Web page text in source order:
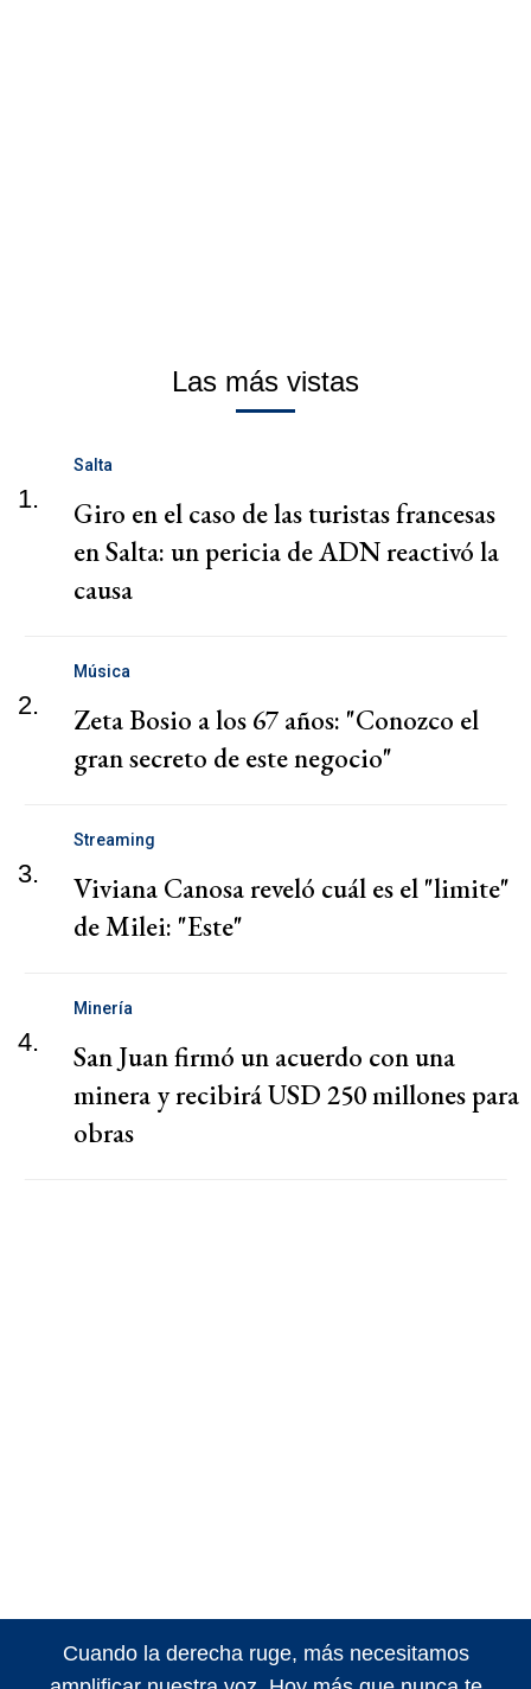
Las más vistas
1.
Salta
Giro en el caso de las turistas francesas
en Salta: un pericia de ADN reactivó la
causa
2.
Música
Zeta Bosio a los 67 años: "Conozco el
gran secreto de este negocio"
3.
Streaming
Viviana Canosa reveló cuál es el "limite"
de Milei: "Este"
4.
Minería
San Juan firmó un acuerdo con una
minera y recibirá USD 250 millones para
obras
Cuando la derecha ruge, más necesitamos